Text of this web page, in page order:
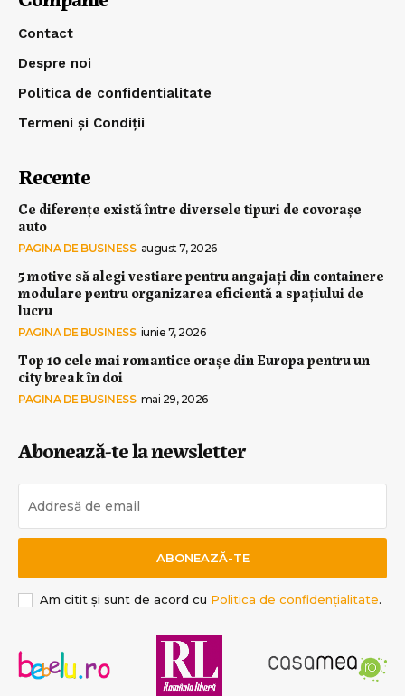
Contact
Despre noi
Politica de confidentialitate
Termeni și Condiții
Recente
Ce diferențe există între diversele tipuri de covorașe
auto
PAGINA DE BUSINESS august 7, 2026
5 motive să alegi vestiare pentru angajați din containere
modulare pentru organizarea eficientă a spațiului de
lucru
PAGINA DE BUSINESS iunie 7, 2026
Top 10 cele mai romantice orașe din Europa pentru un
city break în doi
PAGINA DE BUSINESS mai 29, 2026
Abonează-te la newsletter
ABONEAZĂ-TE
Am citit și sunt de acord cu Politica de confidențialitate.